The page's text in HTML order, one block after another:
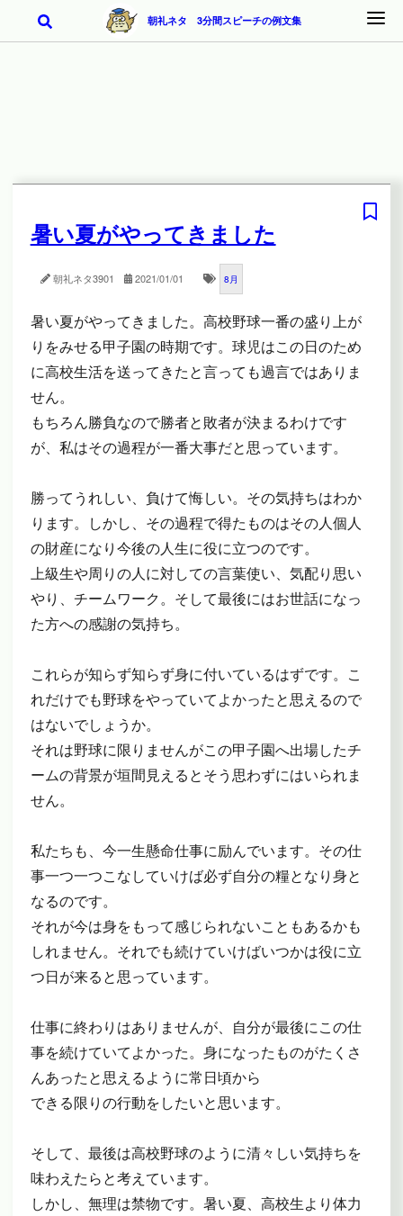
朝礼ネタ 3分間スピーチの例文集
暑い夏がやってきました
朝礼ネタ3901 2021/01/01 8月
暑い夏がやってきました。高校野球一番の盛り上が
りをみせる甲子園の時期です。球児はこの日のため
に高校生活を送ってきたと言っても過言ではありま
せん。
もちろん勝負なので勝者と敗者が決まるわけです
が、私はその過程が一番大事だと思っています。
勝ってうれしい、負けて悔しい。その気持ちはわか
ります。しかし、その過程で得たものはその人個人
の財産になり今後の人生に役に立つのです。
上級生や周りの人に対しての言葉使い、気配り思い
やり、チームワーク。そして最後にはお世話になっ
た方への感謝の気持ち。
これらが知らず知らず身に付いているはずです。こ
れだけでも野球をやっていてよかったと思えるので
はないでしょうか。
それは野球に限りませんがこの甲子園へ出場したチ
ームの背景が垣間見えるとそう思わずにはいられま
せん。
私たちも、今一生懸命仕事に励んでいます。その仕
事一つ一つこなしていけば必ず自分の糧となり身と
なるのです。
それが今は身をもって感じられないこともあるかも
しれません。それでも続けていけばいつかは役に立
つ日が来ると思っています。
仕事に終わりはありませんが、自分が最後にこの仕
事を続けていてよかった。身になったものがたくさ
んあったと思えるように常日頃から
できる限りの行動をしたいと思います。
そして、最後は高校野球のように清々しい気持ちを
味わえたらと考えています。
しかし、無理は禁物です。暑い夏、高校生より体力